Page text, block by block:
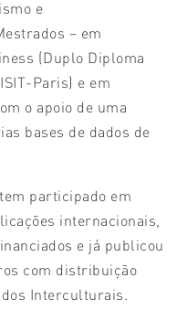
e
– em
(Duplo Diploma
Paris) e em
o apoio de uma
bases de dados de
participado em
internacionais,
e já publicou
com distribuição
Interculturais.